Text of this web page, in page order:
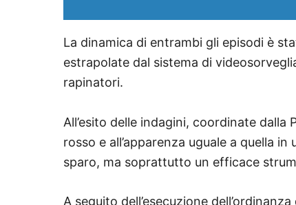
La dinamica di entrambi gli episodi è
estrapolate dal sistema di
rapinatori.
All’esito delle indagini, coordinate
rosso e all’apparenza uguale a quella
sparo, ma soprattutto un efficace
A seguito dell’esecuzione